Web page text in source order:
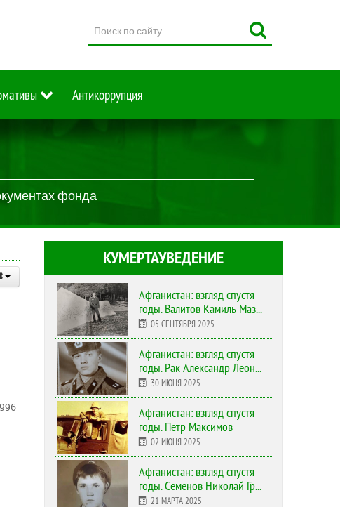
по
сайту
Антикоррупция
фонда
КУМЕРТАУВЕДЕНИЕ
Афганистан: взгляд спустя
годы. Валитов Камиль Маз...
05 СЕНТЯБРЯ 2025
Афганистан: взгляд спустя
годы. Рак Александр Леон...
30 ИЮНЯ 2025
Афганистан: взгляд спустя
годы. Петр Максимов
02 ИЮНЯ 2025
Афганистан: взгляд спустя
годы. Семенов Николай Гр...
21 МАРТА 2025